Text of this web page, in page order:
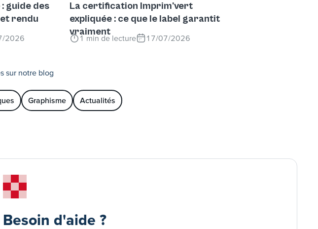
guide des
rendu
2026
La certification Imprim'vert
expliquée : ce que le label garantit
vraiment
1 min de lecture 17/07/2026
sur notre blog
Graphisme Actualités
Besoin d'aide ?